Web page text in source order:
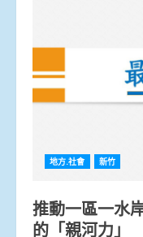
地方.社會 新竹
推動一區一水
的「親河力」